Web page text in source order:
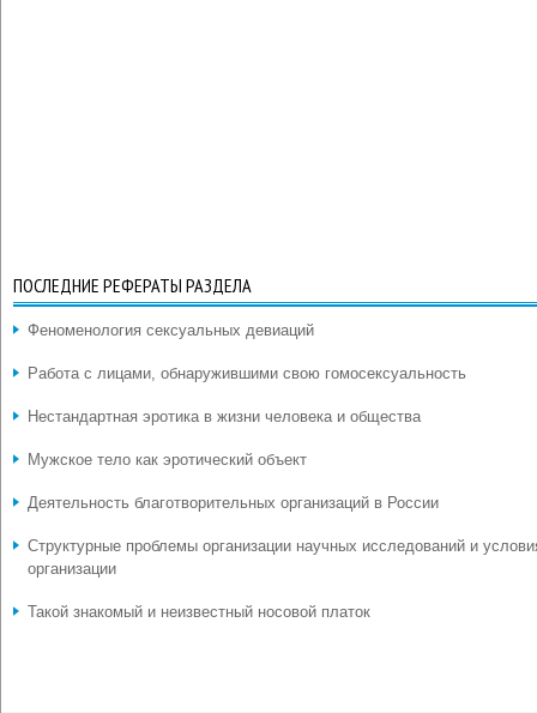
ПОСЛЕДНИЕ РЕФЕРАТЫ РАЗДЕЛА
Феноменология сексуальных девиаций
Работа с лицами, обнаружившими свою гомосексуальность
Нестандартная эротика в жизни человека и общества
Мужское тело как эротический объект
Деятельность благотворительных организаций в России
Структурные проблемы организации научных исследований и
организации
Такой знакомый и неизвестный носовой платок